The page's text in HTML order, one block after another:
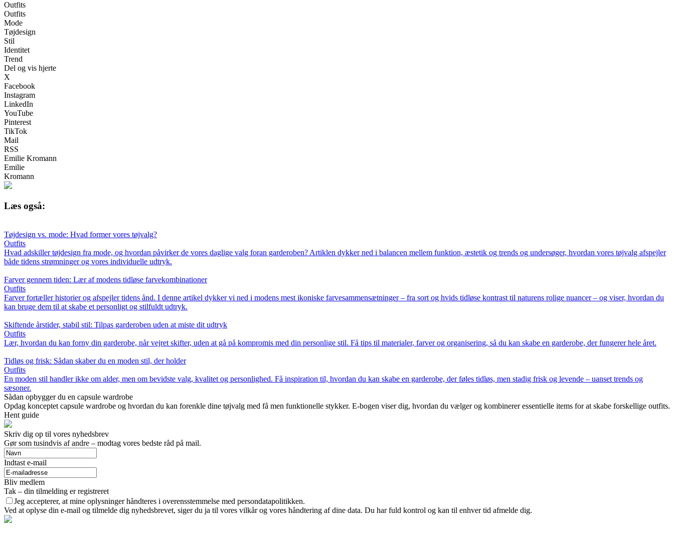
Outfits
Outfits
Mode
Tøjdesign
Stil
Identitet
Trend
Del og vis hjerte
X
Facebook
Instagram
LinkedIn
YouTube
Pinterest
TikTok
Mail
RSS
Emilie Kromann
Emilie
Kromann
Læs også:
Tøjdesign vs. mode: Hvad former vores tøjvalg?
Outfits
Hvad adskiller tøjdesign fra mode, og hvordan påvirker de vores daglige valg foran garderoben? Artiklen dykker ned i balancen mellem funktion, æstetik og trends og undersøger, hvordan vores tøjvalg afspejler
både tidens strømninger og vores individuelle udtryk.
Farver gennem tiden: Lær af modens tidløse farvekombinationer
Outfits
Farver fortæller historier og afspejler tidens ånd. I denne artikel dykker vi ned i modens mest ikoniske farvesammensætninger – fra sort og hvids tidløse kontrast til naturens rolige nuancer – og viser, hvordan du
kan bruge dem til at skabe et personligt og stilfuldt udtryk.
Skiftende årstider, stabil stil: Tilpas garderoben uden at miste dit udtryk
Outfits
Lær, hvordan du kan forny din garderobe, når vejret skifter, uden at gå på kompromis med din personlige stil. Få tips til materialer, farver og organisering, så du kan skabe en garderobe, der fungerer hele året.
Tidløs og frisk: Sådan skaber du en moden stil, der holder
Outfits
En moden stil handler ikke om alder, men om bevidste valg, kvalitet og personlighed. Få inspiration til, hvordan du kan skabe en garderobe, der føles tidløs, men stadig frisk og levende – uanset trends og
sæsoner.
Sådan opbygger du en capsule wardrobe
Opdag konceptet capsule wardrobe og hvordan du kan forenkle dine tøjvalg med få men funktionelle stykker. E-bogen viser dig, hvordan du vælger og kombinerer essentielle items for at skabe forskellige outfits.
Hent guide
Skriv dig op til vores nyhedsbrev
Gør som tusindvis af andre – modtag vores bedste råd på mail.
Indtast e-mail
Bliv medlem
Tak – din tilmelding er registreret
Jeg accepterer, at mine oplysninger håndteres i overensstemmelse med persondatapolitikken.
Ved at oplyse din e-mail og tilmelde dig nyhedsbrevet, siger du ja til vores vilkår og vores håndtering af dine data. Du har fuld kontrol og kan til enhver tid afmelde dig.